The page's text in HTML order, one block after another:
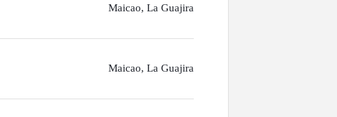
Maicao, La Guajira
Maicao, La Guajira